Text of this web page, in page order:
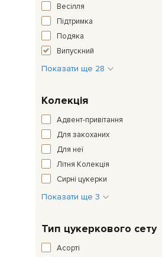
Весілля
Підтримка
Подяка
Випускний
Показати ще 28
Колекція
Адвент-привітання
Для закоханих
Для неї
Літня Колекція
Сирні цукерки
Показати ще 3
Тип цукеркового сету
Асорті